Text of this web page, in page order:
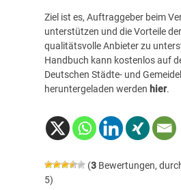
Ziel ist es, Auftraggeber beim
unterstützen und die Vorteile
qualitätsvolle Anbieter zu
Handbuch kann kostenlos auf
Deutschen Städte- und
heruntergeladen werden hier.
(3Bewertungen,
5)